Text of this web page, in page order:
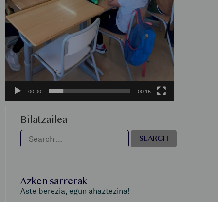
00:00 00:15
Bilatzailea
Azken sarrerak
Aste berezia, egun ahaztezina!